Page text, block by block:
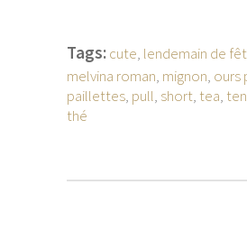
Tags:cute, lendemain de
melvina roman, mignon, ours
paillettes, pull, short, tea,
thé